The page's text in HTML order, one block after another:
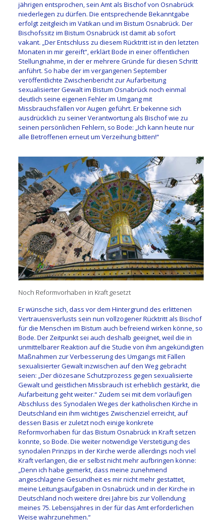
jährigen entsprochen, sein Amt als Bischof von Osnabrück
niederlegen zu dürfen. Die entsprechende Bekanntgabe
erfolgt zeitgleich im Vatikan und im Bistum Osnabrück. Der
Bischofssitz im Bistum Osnabrück ist damit ab sofort
vakant. „Der Entschluss zu diesem Rücktritt ist in den letzten
Monaten in mir gereift“, erklärt Bode in einer öffentlichen
Stellungnahme, in der er mehrere Gründe für diesen Schritt
anführt. So habe der im vergangenen September
veröffentlichte Zwischenbericht zur Aufarbeitung
sexualisierter Gewalt im Bistum Osnabrück noch einmal
deutlich seine eigenen Fehler im Umgang mit
Missbrauchsfällen vor Augen geführt. Er bekenne sich
ausdrücklich zu seiner Verantwortung als Bischof wie zu
seinen persönlichen Fehlern, so Bode: „Ich kann heute nur
alle Betroffenen erneut um Verzeihung bitten!“
Noch Reformvorhaben in Kraft gesetzt
Er wünsche sich, dass vor dem Hintergrund des erlittenen
Vertrauensverlusts sein nun vollzogener Rücktritt als Bischof
für die Menschen im Bistum auch befreiend wirken könne, so
Bode. Der Zeitpunkt sei auch deshalb geeignet, weil die in
unmittelbarer Reaktion auf die Studie von ihm angekündigten
Maßnahmen zur Verbesserung des Umgangs mit Fällen
sexualisierter Gewalt inzwischen auf den Weg gebracht
seien: „Der diözesane Schutzprozess gegen sexualisierte
Gewalt und geistlichen Missbrauch ist erheblich gestärkt, die
Aufarbeitung geht weiter.“ Zudem sei mit dem vorläufigen
Abschluss des Synodalen Weges der katholischen Kirche in
Deutschland ein ihm wichtiges Zwischenziel erreicht, auf
dessen Basis er zuletzt noch einige konkrete
Reformvorhaben für das Bistum Osnabrück in Kraft setzen
konnte, so Bode. Die weiter notwendige Verstetigung des
synodalen Prinzips in der Kirche werde allerdings noch viel
Kraft verlangen, die er selbst nicht mehr aufbringen könne:
„Denn ich habe gemerkt, dass meine zunehmend
angeschlagene Gesundheit es mir nicht mehr gestattet,
meine Leitungsaufgaben in Osnabrück und in der Kirche in
Deutschland noch weitere drei Jahre bis zur Vollendung
meines 75. Lebensjahres in der für das Amt erforderlichen
Weise wahrzunehmen.“